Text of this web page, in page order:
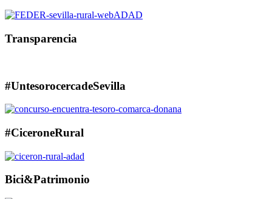
Transparencia
#UntesorocercadeSevilla
#CiceroneRural
Bici&Patrimonio